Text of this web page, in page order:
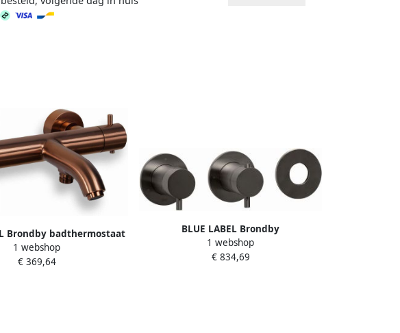
Brondby badthermostaat
brons FK-8077-BR
1 webshop
€ 369,64
BLUE LABEL Brondby
inbouwthermostaat met 3-weg
omstelling inbouw + afbouwdeel ronde
1 webshop
€ 834,69